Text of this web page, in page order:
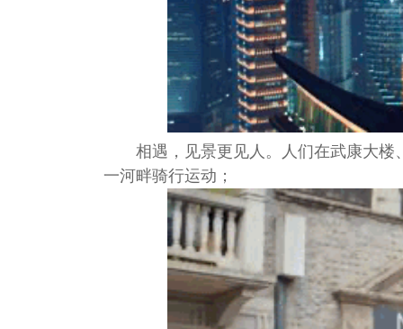
相遇，见景更见人。人们在武康大
一河畔骑行运动；